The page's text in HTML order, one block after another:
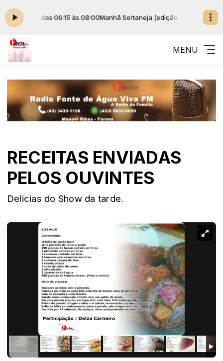
Jr. das 06:15 às 08:00Manhã Sertaneja (edição de sábado) com
MENU
RECEITAS ENVIADAS
PELOS OUVINTES
Delicias do Show da tarde.